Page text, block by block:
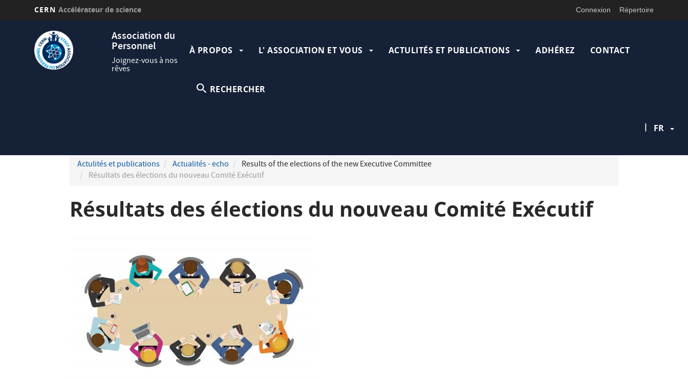
CERN Accélérateur de science Connexion Répertoire
Association du
Personnel
Joignez-vous à nos
rêves
principale
À PROPOS L' ASSOCIATION ET VOUS ACTULITÉS ET PUBLICATIONS ADHÉREZ CONTACT
RECHERCHER
| FR
Actulités et publications Actualités - echo
Results of the elections of the new Executive Committee
Résultats des élections du nouveau Comité Exécutif
Résultats des élections du nouveau Comité Exécutif